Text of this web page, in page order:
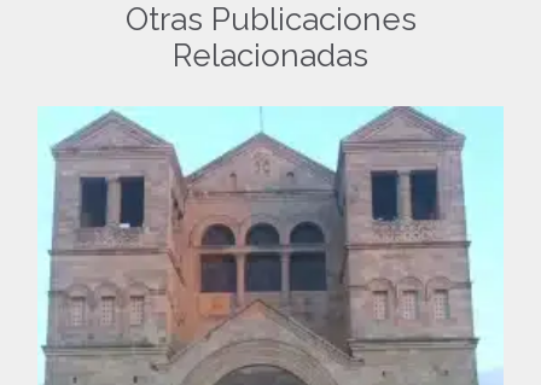
Otras Publicaciones
Relacionadas